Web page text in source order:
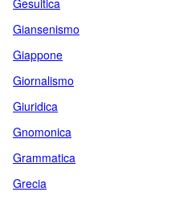
Gesuitica
Giansenismo
Giappone
Giornalismo
Giuridica
Gnomonica
Grammatica
Grecia